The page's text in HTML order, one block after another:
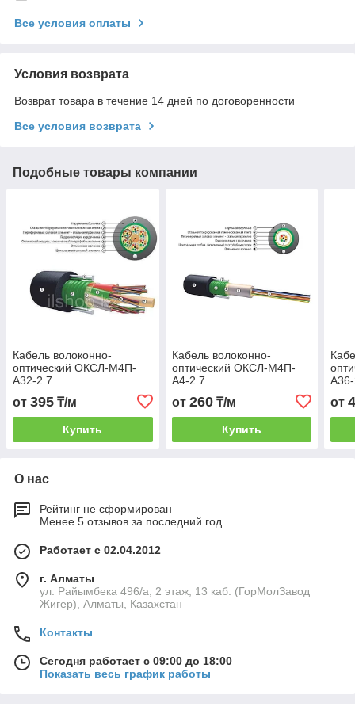
Все условия оплаты
Условия возврата
Возврат товара в течение 14 дней по договоренности
Все условия возврата
Подобные товары компании
Кабель волоконно-
оптический ОКСЛ-М4П-
А32-2.7
от 395 ₸/м
Купить
Кабель волоконно-
оптический ОКСЛ-М4П-
А4-2.7
от 260₸/м
Купить
от
О нас
Рейтинг не сформирован
Менее 5 отзывов за последний год
Работает с 02.04.2012
г. Алматы
ул. Райымбека 496/а, 2 этаж, 13 каб. (ГорМолЗавод
Жигер), Алматы, Казахстан
Контакты
Сегодня работает с 09:00 до 18:00
Показать весь график работы